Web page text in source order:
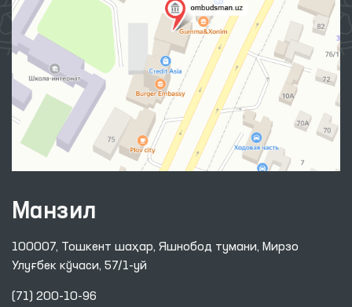
Манзил
100007, Тошкент шаҳар, Яшнобод тумани, Мирзо
Улуғбек кўчаси, 57/1-уй
(71) 200-10-96